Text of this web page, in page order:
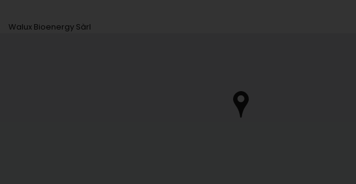
Walux Bioenergy Sàrl